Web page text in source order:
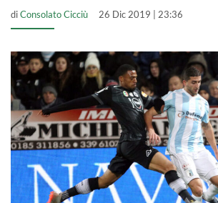
diConsolato Cicciù 26 Dic 2019 | 23:36